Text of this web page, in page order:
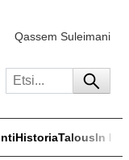
Qassem Suleimani
HistoriaTalousIn